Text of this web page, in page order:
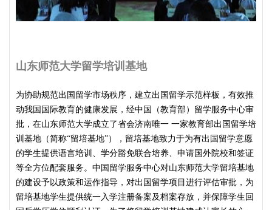
山东师范大学留学培训基地
为协助规范出国留学市场秩序，建立出国留学示范样板，有效推
动我国国际教育的健康发展，经中国（教育部）留学服务中心审
批，在山东师范大学成立了省会济南唯一 一家教育部出国留学培
训基地（简称“留培基地”），留培基地致力于为有出国留学意愿
的学生提供语言培训、学分豁免联合培养、申请国外院校和签证
等全方位配套服务。中国留学服务中心对山东师范大学留培基地
的建设予以政策和运作指导，对出国留学项目进行评估审批，为
留培基地学生提供统一入学注册备案及档案存放，并保障学生回